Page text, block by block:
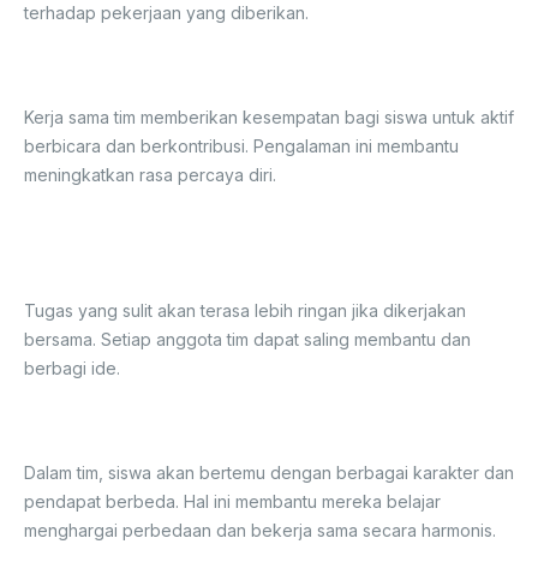
terhadap pekerjaan yang diberikan.
Kerja sama tim memberikan kesempatan bagi siswa untuk aktif
berbicara dan berkontribusi. Pengalaman ini membantu
meningkatkan rasa percaya diri.
Tugas yang sulit akan terasa lebih ringan jika dikerjakan
bersama. Setiap anggota tim dapat saling membantu dan
berbagi ide.
Dalam tim, siswa akan bertemu dengan berbagai karakter dan
pendapat berbeda. Hal ini membantu mereka belajar
menghargai perbedaan dan bekerja sama secara harmonis.